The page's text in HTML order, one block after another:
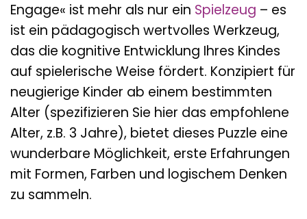
Engage« ist mehr als nur ein Spielzeug – es
ist ein pädagogisch wertvolles Werkzeug,
das die kognitive Entwicklung Ihres Kindes
auf spielerische Weise fördert. Konzipiert für
neugierige Kinder ab einem bestimmten
Alter (spezifizieren Sie hier das empfohlene
Alter, z.B. 3 Jahre), bietet dieses Puzzle eine
wunderbare Möglichkeit, erste Erfahrungen
mit Formen, Farben und logischem Denken
zu sammeln.